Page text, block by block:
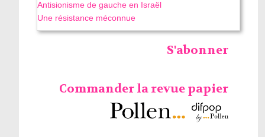
Antisionisme de gauche en Israël
Une résistance méconnue
S'abonner
Commander la revue papier